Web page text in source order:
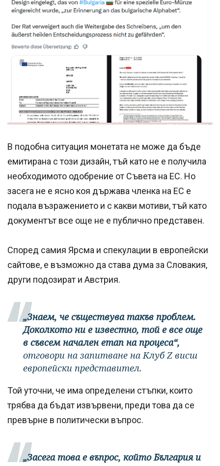
В подобна ситуация монетата не може да бъде
емитирана с този дизайн, тъй като не е получила
необходимото одобрение от Съвета на ЕС. Но
засега не е ясно коя държава членка на ЕС е
подала възражението и с какви мотиви, тъй като
документът все още не е публично представен.
Според самия Ярсма и спекулации в европейски
сайтове, е възможно да става дума за Словакия,
други подозират и Австрия.
„Знаем, че съществува такъв проблем.
Доколкото ни е известно, той е все още
в съвсем начален етап на процеса“,
отговори на запитване на Клуб Z висш
европейски представител.
Той уточни, че има определени стъпки, които
трябва да бъдат извървени, преди това да се
превърне в политически въпрос.
„Засега това е въпрос, който България и